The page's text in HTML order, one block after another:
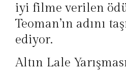
iyi filme verilen
Teoman’ın adını
ediyor.
Altın Lale